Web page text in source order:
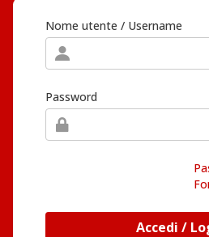
Nome utente / Username
Password